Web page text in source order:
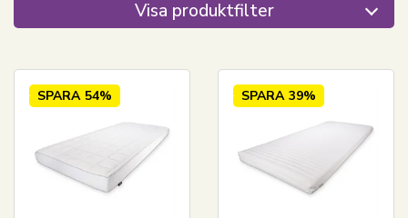
Visa produktfilter
SPARA 54% SPARA 39%